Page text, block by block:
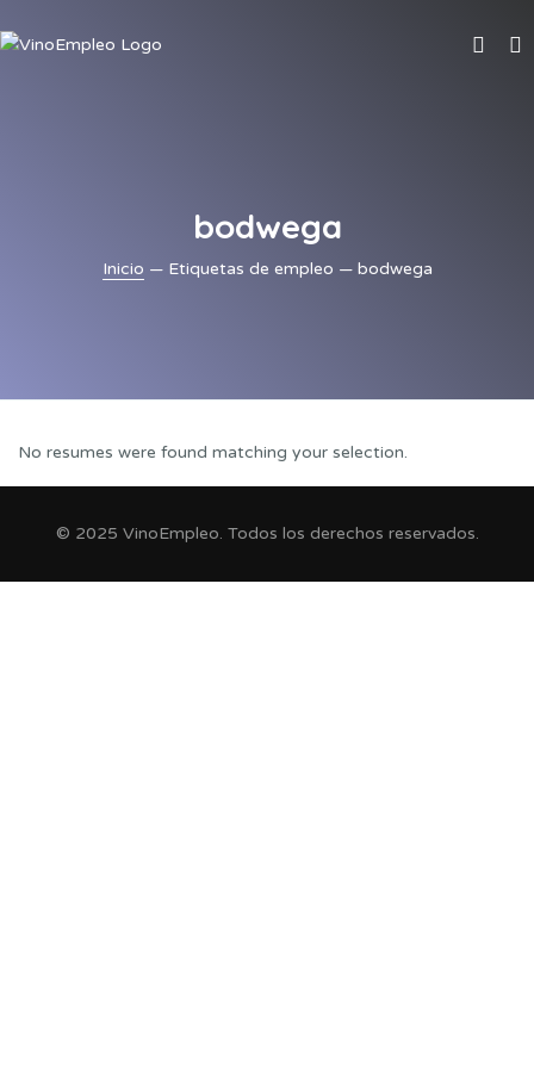
bodwega
Inicio — Etiquetas de empleo — bodwega
No resumes were found matching your selection.
© 2025 VinoEmpleo. Todos los derechos reservados.